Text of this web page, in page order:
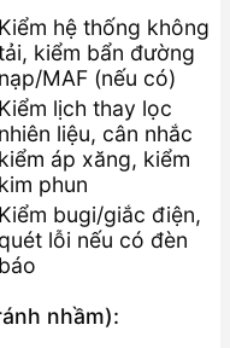
Kiểm hệ thống không
kiểm bẩn đường
nạp/MAF (nếu có)
Kiểm lịch thay lọc
nhiên liệu, cân nhắc
kiểm áp xăng, kiểm
kim phun
Kiểm bugi/giắc điện,
quét lỗi nếu có đèn
báo
nhầm):